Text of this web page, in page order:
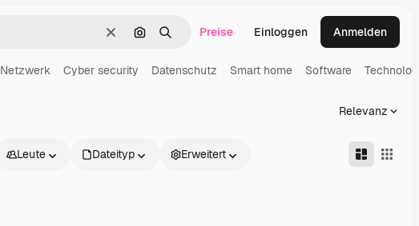
LöschenNach Bild suchen
SuchenPreise Einloggen Anmelden
Netzwerk Cyber security Datenschutz Smart home Software
Relevanz
Leute Dateityp Erweitert